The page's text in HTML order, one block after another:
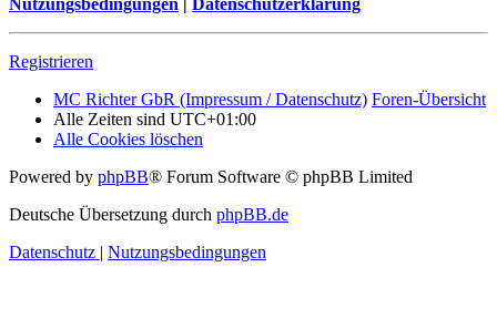
Nutzungsbedingungen | Datenschutzerklärung
Registrieren
MC Richter GbR (Impressum / Datenschutz) Foren-Übersicht
Alle Zeiten sind UTC+01:00
Alle Cookies löschen
Powered by phpBB® Forum Software © phpBB Limited
Deutsche Übersetzung durch phpBB.de
Datenschutz | Nutzungsbedingungen